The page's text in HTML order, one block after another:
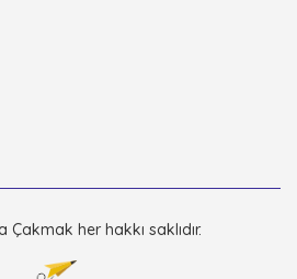
her hakkı saklıdır.